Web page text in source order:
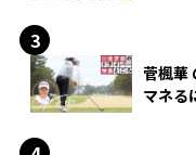
菅楓華
マネる